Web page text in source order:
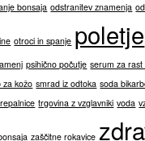
bonsaja odstranitev znamenja
otroci in spanje poletje
psihično počutje serum za rast
za kožo smrad iz odtoka soda
trgovina z vzglavniki voda
zaščitne rokavice